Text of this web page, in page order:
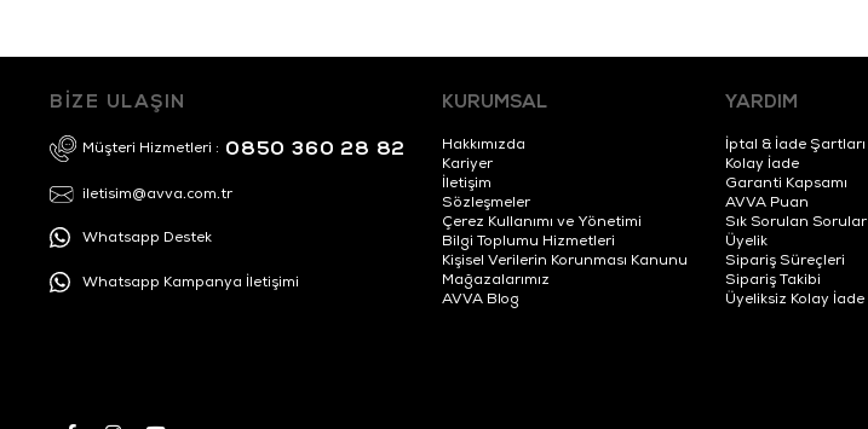
BİZE ULAŞIN
Müşteri Hizmetleri : 0850 360 28 82
iletisim@avva.com.tr
Whatsapp Destek
Whatsapp Kampanya İletişimi
KURUMSAL
Hakkımızda
Kariyer
İletişim
Sözleşmeler
Çerez Kullanımı ve Yönetimi
Bilgi Toplumu Hizmetleri
Kişisel Verilerin Korunması Kanunu
Mağazalarımız
AVVA Blog
YARDIM
İptal & İade Şartları
Kolay İade
Garanti Kapsamı
AVVA Puan
Sık Sorulan Sorular
Üyelik
Sipariş Süreçleri
Sipariş Takibi
Üyeliksiz Kolay İade